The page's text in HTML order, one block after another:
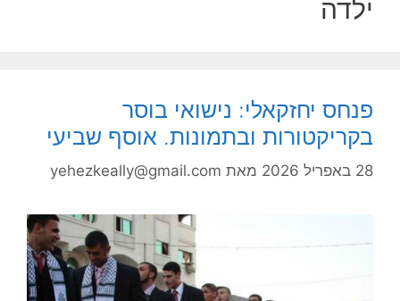
ילדה
פנחס יחזקאלי: נישואי בוסר
בקריקטורות ובתמונות. אוסף שביעי
28 באפריל 2026 מאת yehezkeally@gmail.com